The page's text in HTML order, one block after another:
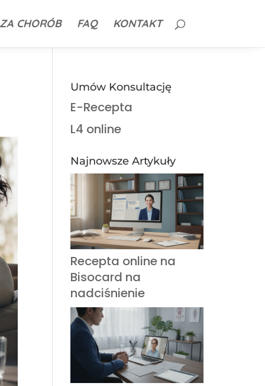
CHORÓB FAQ KONTAKT
Umów Konsultację
E-Recepta
L4 online
Najnowsze Artykuły
Recepta online na
Bisocard na
nadciśnienie